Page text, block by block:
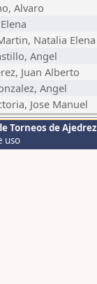
Alvaro
Natalia Elena
Angel
Juan Alberto
Angel
Jose Manuel
Torneos de Ajedrez
uso